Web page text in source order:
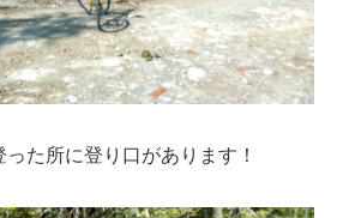
た所に登り口があります！